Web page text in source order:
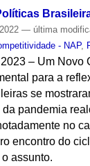
— última
- NAP,
– Um
para a
se
pandemia
no
encontro do
assunto.